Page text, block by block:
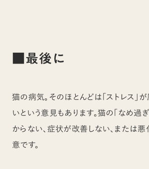
■最後に
猫の病気。そのほとんどは「ストレス」
いという意見もあります。猫の「なめ過
からない、症状が改善しない、または
意です。